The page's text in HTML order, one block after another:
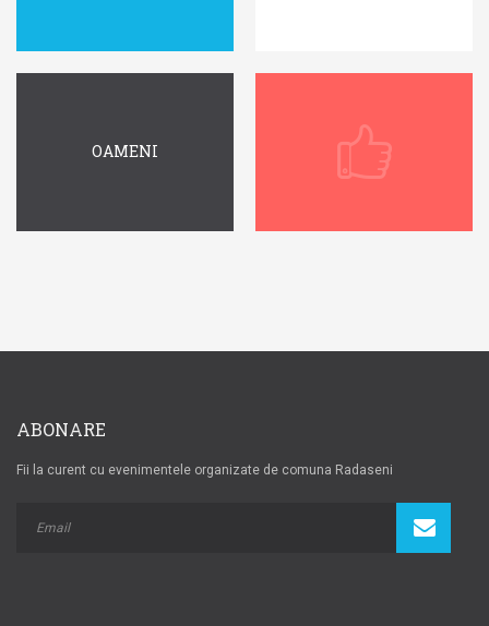
OAMENI
ABONARE
Fii la curent cu evenimentele organizate de comuna Radaseni